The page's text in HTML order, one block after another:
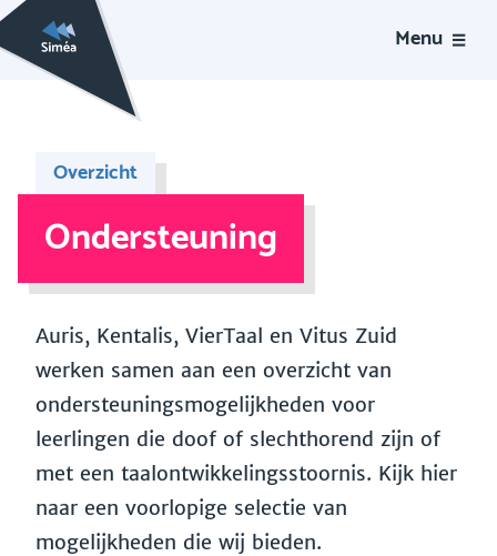
Menu
Overzicht
Ondersteuning
Auris, Kentalis, VierTaal en Vitus Zuid
werken samen aan een overzicht van
ondersteuningsmogelijkheden voor
leerlingen die doof of slechthorend zijn of
met een taalontwikkelingsstoornis. Kijk hier
naar een voorlopige selectie van
mogelijkheden die wij bieden.